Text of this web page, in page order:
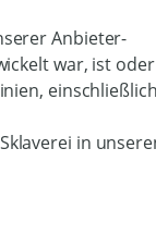
Anbieter-
war, ist
in